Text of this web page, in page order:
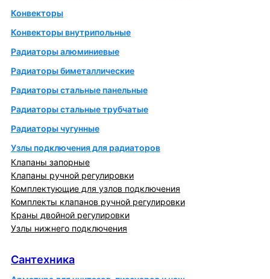
Конвекторы
Конвекторы внутрипольные
Радиаторы алюминиевые
Радиаторы биметаллические
Радиаторы стальные панельные
Радиаторы стальные трубчатые
Радиаторы чугунные
Узлы подключения для радиаторов
Клапаны запорные
Клапаны ручной регулировки
Комплектующие для узлов подключения
Комплекты клапанов ручной регулировки
Краны двойной регулировки
Узлы нижнего подключения
Сантехника